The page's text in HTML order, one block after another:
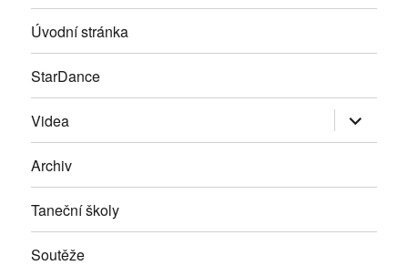
Úvodní stránka
StarDance
Videa Zobrazit
položky
Archiv
Taneční školy
Soutěže